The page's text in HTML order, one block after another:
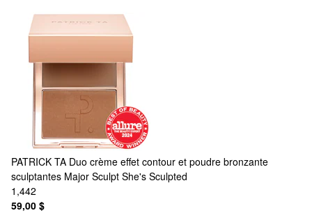
PATRICK TA Duo crème effet contour et poudre bronzante
sculptantes Major Sculpt She's Sculpted
1,442
59,00 $